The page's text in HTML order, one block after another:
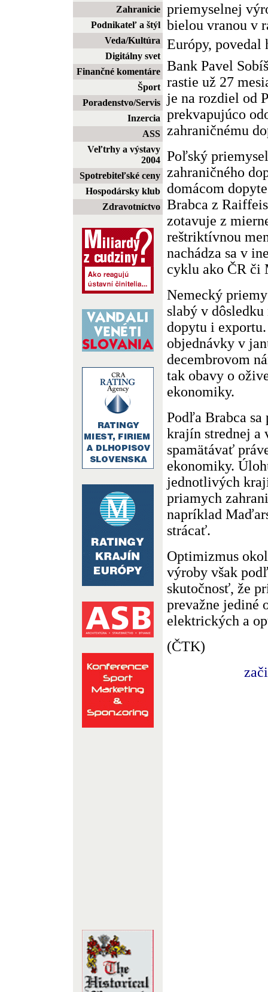
Zahranicie
Podnikateľ a štýl
Veda/Kultúra
Digitálny svet
Finančné komentáre
Šport
Poradenstvo/Servis
Inzercia
ASS
Veľtrhy a výstavy
2004
Spotrebiteľské ceny
Hospodársky klub
Zdravotníctvo
priemyselnej
bielou vranou v
Európy,
Bank Pavel
rastie už 27
je na rozdiel od
prekvapujúco
zahraničnému
Poľský
zahraničného
domácom
Brabca z
zotavuje z
reštriktívnou
nachádza sa v
cyklu ako ČR či
Nemecký
slabý v
dopytu i
objednávky v
decembrovom
tak obavy o
ekonomiky.
Podľa Brabca
krajín strednej a
spamätávať
ekonomiky.
jednotlivých
priamych
napríklad
strácať.
Optimizmus
výroby však
skutočnosť, že
prevažne jediné
elektrických a
(ČTK)